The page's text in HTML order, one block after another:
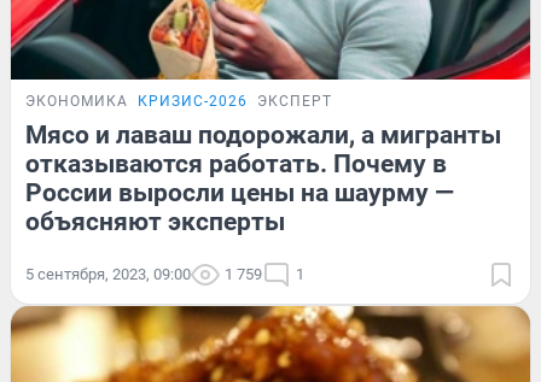
ЭКОНОМИКА КРИЗИС-2026 ЭКСПЕРТ
Мясо и лаваш подорожали, а мигранты
отказываются работать. Почему в
России выросли цены на шаурму —
объясняют эксперты
5 сентября, 2023, 09:00 1 759 1